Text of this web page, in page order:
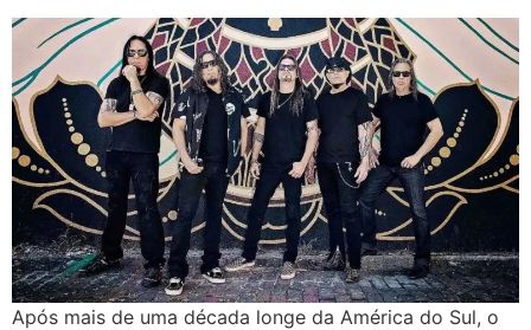
Após mais de uma década longe da América do Sul, o